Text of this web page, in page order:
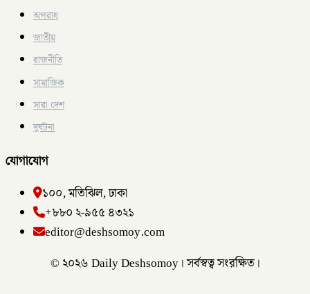
অপরাধ
জাতীয়
রাজনীতি
সামাজিক
সারা দেশ
দুর্ঘটনা
যোগাযোগ
১০০, মতিঝিল, ঢাকা
+৮৮০ ২-৯৫৫ ৪৩২১
editor@deshsomoy.com
© ২০২৬ Daily Deshsomoy। সর্বস্বত্ব সংরক্ষিত।